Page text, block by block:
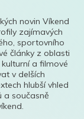
novin Víkend
zajímavých
sportovního
články z oblasti
a filmové
v delších
hlubší vhled
a současně